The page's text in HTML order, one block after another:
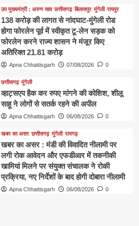
उप मुख्यमंत्री : अरुण साव छत्तीसगढ़ बिलासपुर मुंगेली रायपुर
138 करोड़ की लागत से नांदघाट-मुंगेली रोड
होगा फोरलेन पूर्व में स्वीकृत टू-लेन सड़क को
फोरलेन करने राज्य शासन ने मंजूर किए
अतिरिक्त 21.81 करोड़
Apna Chhattisgarh 07/08/2026 0
छत्तीसगढ़ मुंगेली
व्हाट्सएप हैक कर रुपए मांगने की कोशिश, शीलू
साहू ने लोगों से सतर्क रहने की अपील
Apna Chhattisgarh 06/08/2026 0
खबर का असर छत्तीसगढ़ मुंगेली रायगढ़
खबर का असर : मंडी की विवादित नीलामी पर
लगी रोक आवेदन और एफडीआर में तकनीकी
खामियां मिलने पर संयुक्त संचालक ने रोकी
प्रक्रिया, नए निर्देशों के बाद होगी दोबारा नीलामी
Apna Chhattisgarh 06/08/2026 0